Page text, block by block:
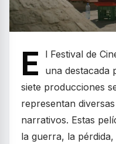
E
l Festival de
una destacada
siete producciones
representan
narrativos. Estas
la guerra, la